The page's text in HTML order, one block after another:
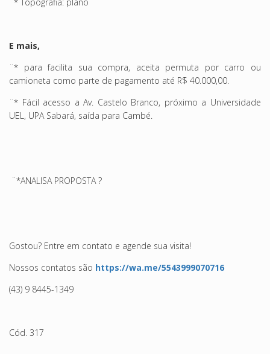
E mais,
¨* para facilita sua compra, aceita permuta por carro ou
camioneta como parte de pagamento até R$ 40.000,00.
¨* Fácil acesso a Av. Castelo Branco, próximo a Universidade
UEL, UPA Sabará, saída para Cambé.
¨*ANALISA PROPOSTA ?
Gostou? Entre em contato e agende sua visita!
Nossos contatos são https://wa.me/5543999070716
(43) 9 8445-1349
Cód. 317